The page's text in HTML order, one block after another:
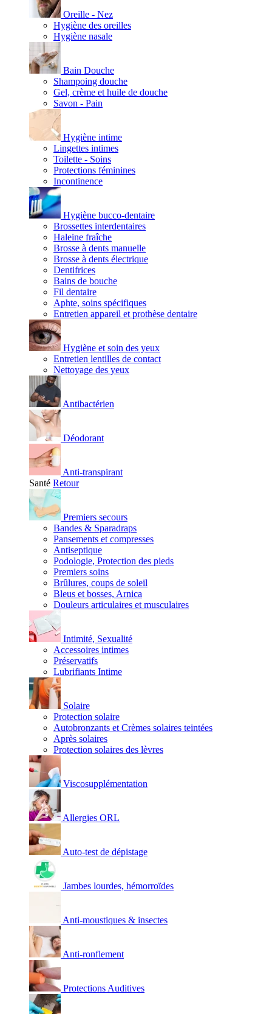
Oreille - Nez
Hygiène des oreilles
Hygiène nasale
Bain Douche
Shampoing douche
Gel, crème et huile de douche
Savon - Pain
Hygiène intime
Lingettes intimes
Toilette - Soins
Protections féminines
Incontinence
Hygiène bucco-dentaire
Brossettes interdentaires
Haleine fraîche
Brosse à dents manuelle
Brosse à dents électrique
Dentifrices
Bains de bouche
Fil dentaire
Aphte, soins spécifiques
Entretien appareil et prothèse dentaire
Hygiène et soin des yeux
Entretien lentilles de contact
Nettoyage des yeux
Antibactérien
Déodorant
Anti-transpirant
Santé Retour
Premiers secours
Bandes & Sparadraps
Pansements et compresses
Antiseptique
Podologie, Protection des pieds
Premiers soins
Brûlures, coups de soleil
Bleus et bosses, Arnica
Douleurs articulaires et musculaires
Intimité, Sexualité
Accessoires intimes
Préservatifs
Lubrifiants Intime
Solaire
Protection solaire
Autobronzants et Crèmes solaires teintées
Après solaires
Protection solaires des lèvres
Viscosupplémentation
Allergies ORL
Auto-test de dépistage
Jambes lourdes, hémorroïdes
Anti-moustiques & insectes
Anti-ronflement
Protections Auditives